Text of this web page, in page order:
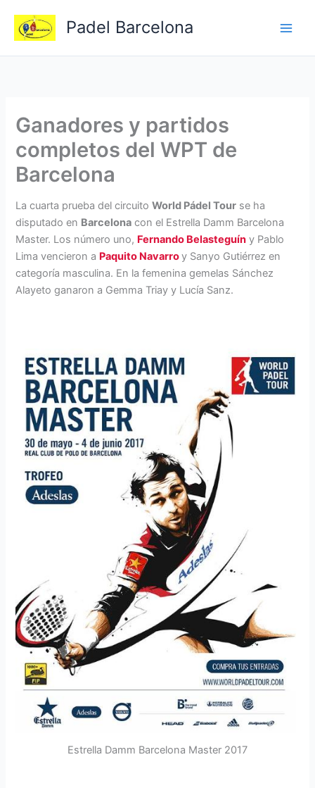
contenido
Padel Barcelona
Ganadores y partidos
completos del WPT de
Barcelona
La cuarta prueba del circuitoWorld Pádel Tour se ha
disputado en Barcelona con el Estrella Damm Barcelona
Master. Los número uno, Fernando Belasteguín y Pablo
Lima vencieron a Paquito Navarroy Sanyo Gutiérrez en
categoría masculina. En la femenina gemelas Sánchez
Alayeto ganaron a Gemma Triay y Lucía Sanz.
Estrella Damm Barcelona Master 2017